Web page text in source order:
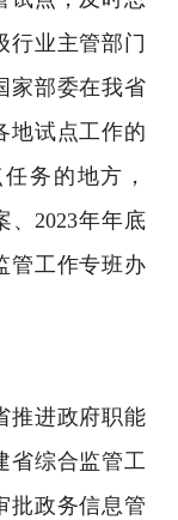
行业主管部门
家部委在我省
地试点工作的
务的地方，
、2023年年底
管工作专班办
进政府职能
省综合监管工
批政务信息管